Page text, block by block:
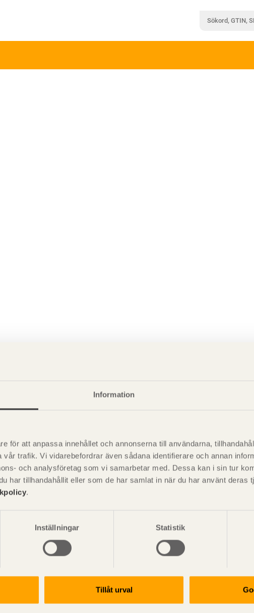
Information
för att anpassa innehållet och annonserna till användarna,
trafik. Vi vidarebefordrar även sådana identifierare och annan
och analysföretag som vi samarbetar med. Dessa kan i sin tur
har tillhandahållit eller som de har samlat in när du har använt deras
.
Inställningar Statistik
Tillåt urval
svensk sågverksnärings
träprodukter och deras
Vi
Genom